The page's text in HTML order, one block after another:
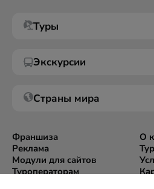
Туры
Экскурсии
Страны мира
Франшиза
Реклама
Модули для сайтов
Туроператорам
О